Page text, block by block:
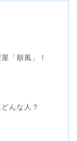
「順風」！
んな人？